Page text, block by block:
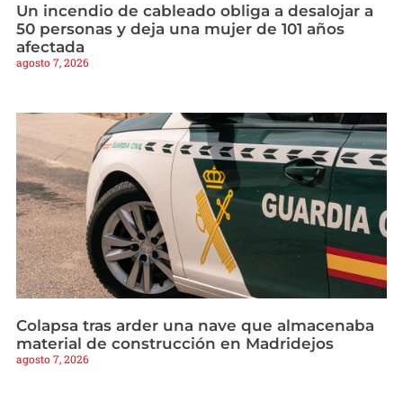
Un incendio de cableado obliga a desalojar a
50 personas y deja una mujer de 101 años
afectada
agosto 7, 2026
Colapsa tras arder una nave que almacenaba
material de construcción en Madridejos
agosto 7, 2026